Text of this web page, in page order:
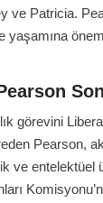
ve Patricia.
yaşamına
Son
görevini
Pearson,
ve entelektüel